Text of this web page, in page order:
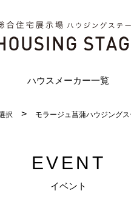
ハウスメーカー一覧
択 モラージュ菖蒲ハウジング
EVENT
イベント